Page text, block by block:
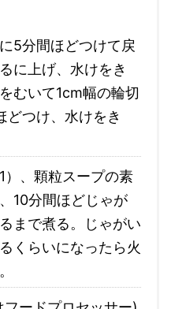
5分間ほどつけて戻
に上げ、水けをき
むいて1cm幅の輪切
どつけ、水けをき
）、顆粒スープの素
10分間ほどじゃが
まで煮る。じゃがい
くらいになったら火